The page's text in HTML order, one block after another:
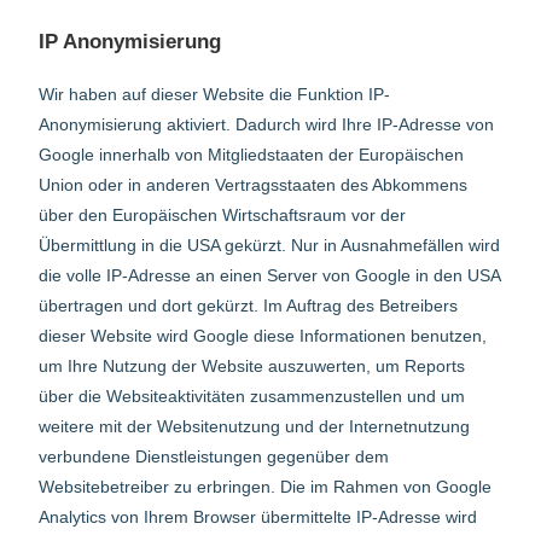
IP Anonymisierung
Wir haben auf dieser Website die Funktion IP-
Anonymisierung aktiviert. Dadurch wird Ihre IP-Adresse von
Google innerhalb von Mitgliedstaaten der Europäischen
Union oder in anderen Vertragsstaaten des Abkommens
über den Europäischen Wirtschaftsraum vor der
Übermittlung in die USA gekürzt. Nur in Ausnahmefällen wird
die volle IP-Adresse an einen Server von Google in den USA
übertragen und dort gekürzt. Im Auftrag des Betreibers
dieser Website wird Google diese Informationen benutzen,
um Ihre Nutzung der Website auszuwerten, um Reports
über die Websiteaktivitäten zusammenzustellen und um
weitere mit der Websitenutzung und der Internetnutzung
verbundene Dienstleistungen gegenüber dem
Websitebetreiber zu erbringen. Die im Rahmen von Google
Analytics von Ihrem Browser übermittelte IP-Adresse wird